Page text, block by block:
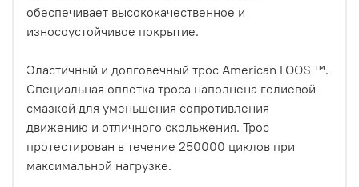
обеспечивает высококачественное и
износоустойчивое покрытие.
Эластичный и долговечный трос American LOOS ™.
Специальная оплетка троса наполнена гелиевой
смазкой для уменьшения сопротивления
движению и отличного скольжения. Трос
протестирован в течение 250000 циклов при
максимальной нагрузке.